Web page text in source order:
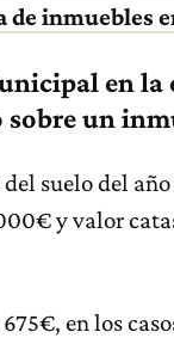
de inmuebles
en la
un
suelo del año
y valor
en los